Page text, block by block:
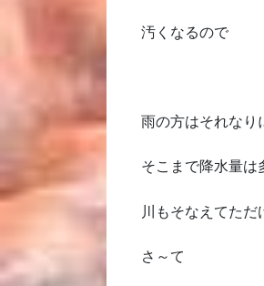
汚くなるので
雨の方はそれなり
そこまで降水量は
川もそなえてた
さ～て